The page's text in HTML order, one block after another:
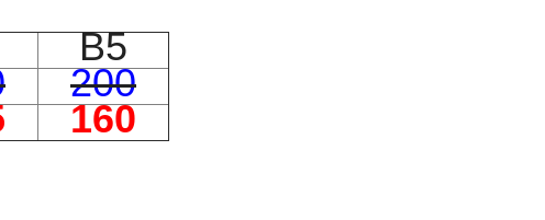
B5
200
160